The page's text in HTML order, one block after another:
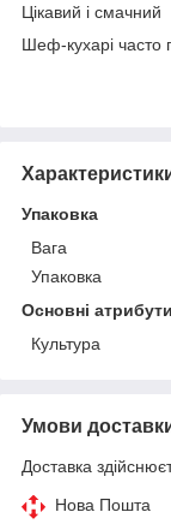
Цікавий і смачний
Шеф-кухарі часто
Упаковка
Вага
Упаковка
Основні атрибути
Культура
Умови
Доставка
Нова Пошта